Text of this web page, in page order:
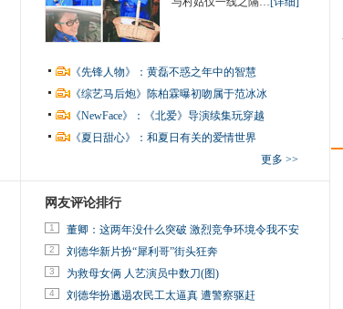
《先锋人物》：黄磊不惑之年中的智慧
《综艺马后炮》陈柏霖曝初吻属于范冰冰
《NewFace》：《北爱》导演续集玩穿越
《夏日甜心》：和夏日有关的爱情世界
更多 >>
网友评论排行
1 董卿：这两年没什么突破 激烈竞争环境令我不安
2 刘德华新片扮“犀利哥”街头狂奔
3 为救母女俩 人艺演员中数刀(图)
4 刘德华扮邋遢农民工太逼真 遭警察驱赶